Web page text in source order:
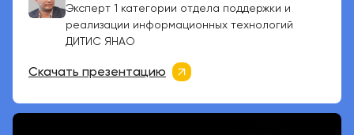
Эксперт 1 категории отдела поддержки и
реализации информационных технологий
ДИТИС ЯНАО
Скачать презентацию